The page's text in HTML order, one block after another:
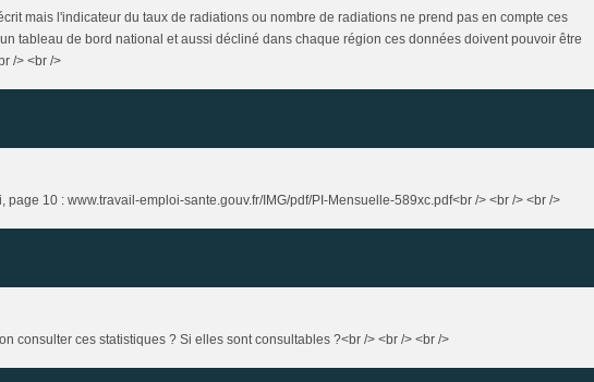
mais l'indicateur du taux de radiations ou nombre de radiations ne prend pas en compte ces
tableau de bord national et aussi décliné dans chaque région ces données doivent pouvoir être
/> <br />
page 10 : www.travail-emploi-sante.gouv.fr/IMG/pdf/PI-Mensuelle-589xc.pdf<br /> <br /> <br />
consulter ces statistiques ? Si elles sont consultables ?<br /> <br /> <br />